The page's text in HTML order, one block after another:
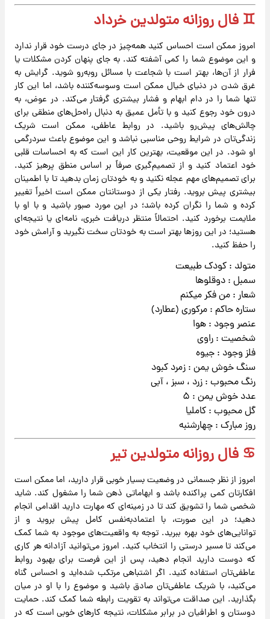
♊ فال روزانه متولدین خرداد
امروز ممکن است احساس کنید همه‌چیز در جای درست خود قرار ندارد
و این موضوع شما را کمی آشفته کند. به جای پنهان کردن مشکلات یا
فرار از آن‌ها، بهتر است با شجاعت با مسائل روبه‌رو شوید. گرایش به
غرق شدن در دنیای خیال ممکن است وسوسه‌کننده باشد، اما این کار
تنها شما را در دام ابهام و فشار بیشتری گرفتار می‌کند. در عوض، به
درون خود رجوع کنید و با تأمل عمیق به دنبال راه‌حل‌های منطقی برای
چالش‌های پیش‌رو باشید. در روابط عاطفی، ممکن است شریک
زندگی‌تان در شرایط روحی مناسبی نباشد و این موضوع باعث سردرگمی
او شود. در این موقعیت، بهترین کار این است که به احساسات قلبی
خود اعتماد کنید و از تصمیم‌گیری صرفاً بر اساس منطق پرهیز کنید.
برای تصمیم‌های مهم عجله نکنید و به خودتان زمان بدهید تا با اطمینان
بیشتری پیش بروید. رفتار یکی از دوستانتان ممکن است اخیراً تغییر
کرده و شما را نگران کرده باشد؛ در این مورد صبور باشید و با او با
ملایمت برخورد کنید. احتمالاً منتظر دریافت خبری، نامه‌ای یا نتیجه‌ای
هستید؛ در این روزها بهتر است به خودتان سخت نگیرید و آرامش خود
را حفظ کنید.
متولد : کودک طبیعت
سمبل : دوقلوها
شعار : من فکر میکنم
ستاره حاکم : مرکوری (عطارد)
عنصر وجود : هوا
شخصیت : راوی
فلز وجود : جیوه
سنگ خوش یمن : زمرد کبود
رنگ محبوب : زرد ، سبز ، آبی
عدد خوش یمن : ۵
گل محبوب : کاملیا
روز مبارک : چهارشنبه
♋ فال روزانه متولدین تیر
امروز از نظر جسمانی در وضعیت بسیار خوبی قرار دارید، اما ممکن است
افکارتان کمی پراکنده باشد و ابهاماتی ذهن شما را مشغول کند. شاید
شخصی شما را تشویق کند تا در زمینه‌ای که مهارت دارید اقدامی انجام
دهید؛ در این صورت، با اعتمادبه‌نفس کامل پیش بروید و از
توانایی‌های خود بهره ببرید. توجه به واقعیت‌های موجود به شما کمک
می‌کند تا مسیر درستی را انتخاب کنید. امروز می‌توانید آزادانه هر کاری
که دوست دارید انجام دهید، پس از این فرصت برای بهبود روابط
عاطفی‌تان استفاده کنید. اگر اشتباهی مرتکب شده‌اید و احساس گناه
می‌کنید، با شریک عاطفی‌تان صادق باشید و موضوع را با او در میان
بگذارید. این صداقت می‌تواند به تقویت رابطه شما کمک کند. حمایت
دوستان و اطرافیان در برابر مشکلات، نتیجه کارهای خوبی است که در